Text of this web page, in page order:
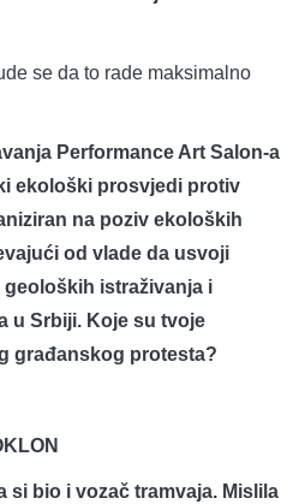
se da to rade maksimalno
Performance Art Salon-a
ekološki prosvjedi protiv
na poziv ekoloških
od vlade da usvoji
istraživanja i
u Srbiji. Koje su tvoje
građanskog protesta?
si bio i vozač tramvaja. Mislila